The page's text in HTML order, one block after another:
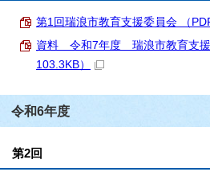
第1回瑞浪市教育支援委員会 （
資料 令和7年度 瑞浪市教育支援
103.3KB）
令和6年度
第2回